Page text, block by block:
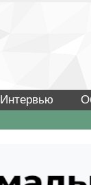
Интервью